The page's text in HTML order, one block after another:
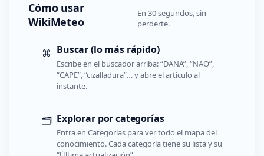
Cómo usar
WikiMeteo
En 30 segundos, sin
perderte.
⌘ Buscar (lo más rápido)
Escribe en el buscador arriba: “DANA”, “NAO”,
“CAPE”, “cizalladura”… y abre el artículo al
instante.
🗂️ Explorar por categorías
Entra en Categorías para ver todo el mapa del
conocimiento. Cada categoría tiene su lista y su